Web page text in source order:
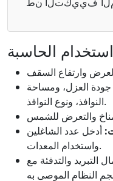
ط ن ا ل ت ك ي ي ف ا ل
الحاسبة
جودة العزل، ومساحة
النوافذ، ونوع النوافذ.
أدخل عدد الشاغلين
واستخدام المعدات.
التبريد والتدفئة مع